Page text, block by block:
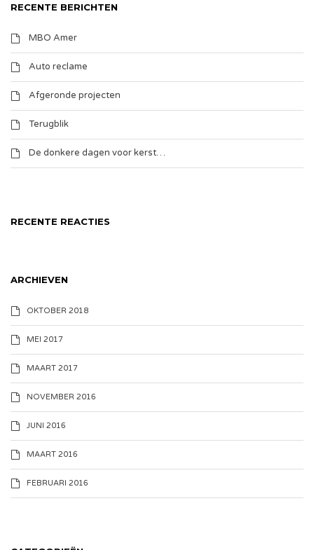
RECENTE BERICHTEN
MBO Amer
Auto reclame
Afgeronde projecten
Terugblik
De donkere dagen voor kerst…
RECENTE REACTIES
ARCHIEVEN
OKTOBER 2018
MEI 2017
MAART 2017
NOVEMBER 2016
JUNI 2016
MAART 2016
FEBRUARI 2016